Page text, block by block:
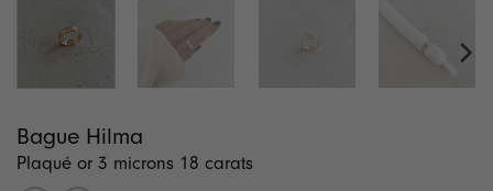
Bague Hilma
Plaqué or 3 microns 18 carats